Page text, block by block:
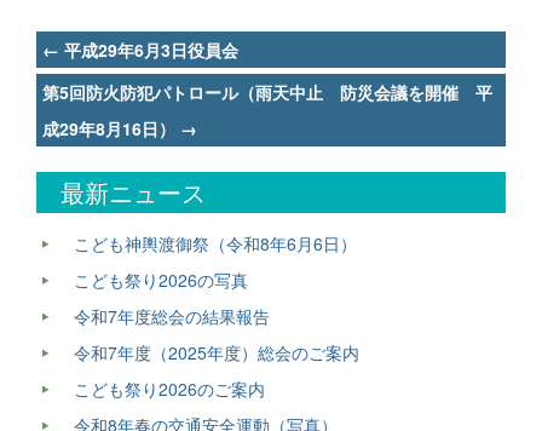
Post
navigation
← 平成29年6月3日役員会
第5回防火防犯パトロール（雨天中止 防災会議を開催 平
成29年8月16日） →
最新ニュース
こども神輿渡御祭（令和8年6月6日）
こども祭り2026の写真
令和7年度総会の結果報告
令和7年度（2025年度）総会のご案内
こども祭り2026のご案内
令和8年春の交通安全運動（写真）